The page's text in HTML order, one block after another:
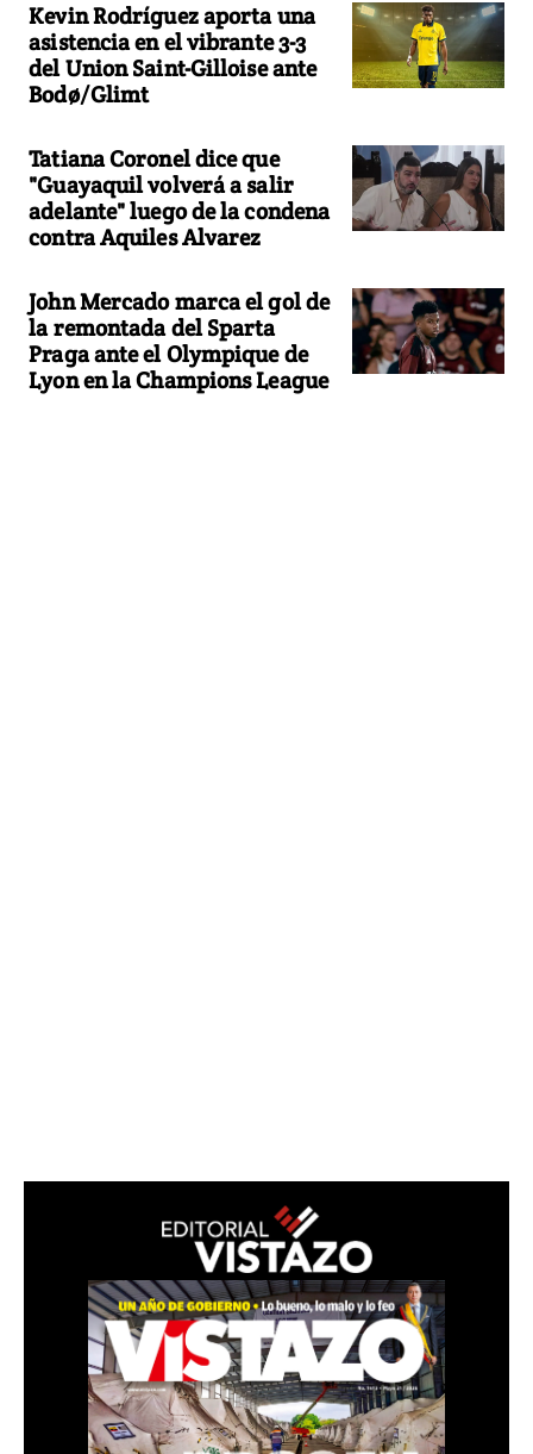
Kevin Rodríguez aporta una
asistencia en el vibrante 3-3
del Union Saint-Gilloise ante
Bodø/Glimt
Tatiana Coronel dice que
"Guayaquil volverá a salir
adelante" luego de la condena
contra Aquiles Alvarez
John Mercado marca el gol de
la remontada del Sparta
Praga ante el Olympique de
Lyon en la Champions League